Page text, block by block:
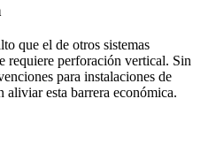
que el de otros sistemas
requiere perforación vertical. Sin
para instalaciones de
aliviar esta barrera económica.